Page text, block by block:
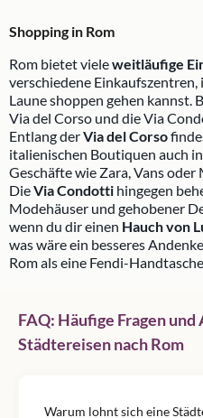
Shopping in Rom
Rom bietet vieleweitläufige
verschiedene Einkaufszentren,
Laune shoppen gehen kannst.
Via del Corso und die Via
Entlang derVia del Corso
italienischen Boutiquen auch
Geschäfte wie Zara, Vans oder
DieVia Condotti hingegen
Modehäuser und gehobener
wenn du dir einen Hauch von
was wäre ein besseres
Rom als eine Fendi-
FAQ: Häufige Fragen
Städtereisen nach Rom
Warum lohnt sich eine